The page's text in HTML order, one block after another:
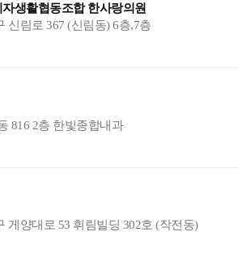
생활협동조합 한사랑의원
신림로 367 (신림동) 6층,7층
816 2층 한빛종합내과
게양대로 53 휘림빌딩 302호 (작전동)